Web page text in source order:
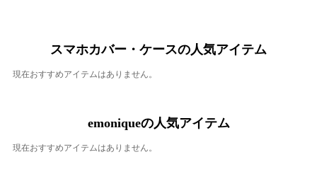
スマホカバー・ケースの人気アイテム
現在おすすめアイテムはありません。
emoniqueの人気アイテム
現在おすすめアイテムはありません。